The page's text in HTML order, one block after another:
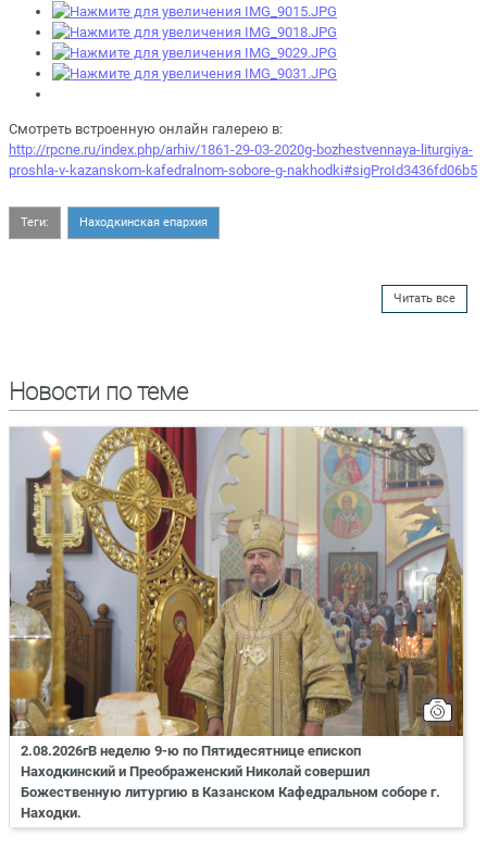
Смотреть встроенную онлайн галерею в:
http://rpcne.ru/index.php/arhiv/1861-29-03-2020g-bozhestvennaya-liturgiya-
proshla-v-kazanskom-kafedralnom-sobore-g-nakhodki#sigProId3436fd06b5
Теги: Находкинская епархия
Читать все
Новости по теме
2.08.2026гВ неделю 9-ю по Пятидесятнице епископ
Находкинский и Преображенский Николай совершил
Божественную литургию в Казанском Кафедральном соборе г.
Находки.